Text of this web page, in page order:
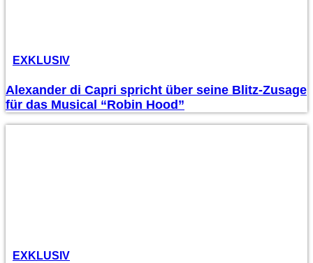
EXKLUSIV
Alexander di Capri spricht über seine Blitz-Zusage
für das Musical “Robin Hood”
EXKLUSIV